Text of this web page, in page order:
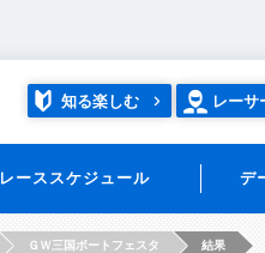
知る楽しむ レーサ
レーススケジュール デ
ＧＷ三国ボートフェスタ 結果